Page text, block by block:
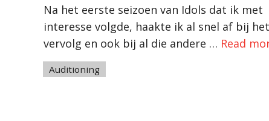
Na het eerste seizoen van Idols dat ik met
interesse volgde, haakte ik al snel af bij het
vervolg en ook bij al die andere … Read
Tags
Auditioning